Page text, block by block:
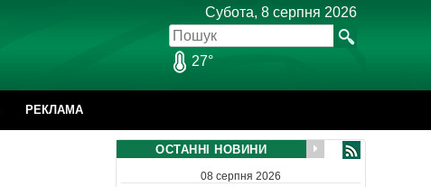
Субота, 8 серпня 2026
27°
РЕКЛАМА
ОСТАННІ НОВИНИ
08 серпня 2026